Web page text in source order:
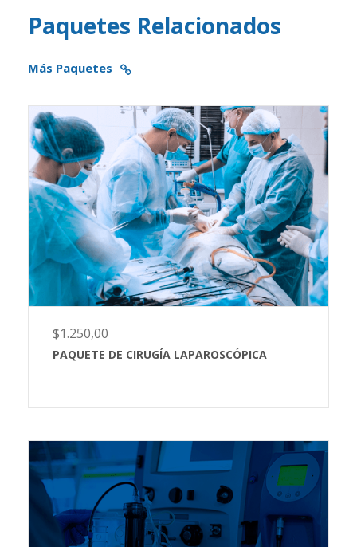
Paquetes Relacionados
Más Paquetes
$1.250,00
PAQUETE DE CIRUGÍA LAPAROSCÓPICA